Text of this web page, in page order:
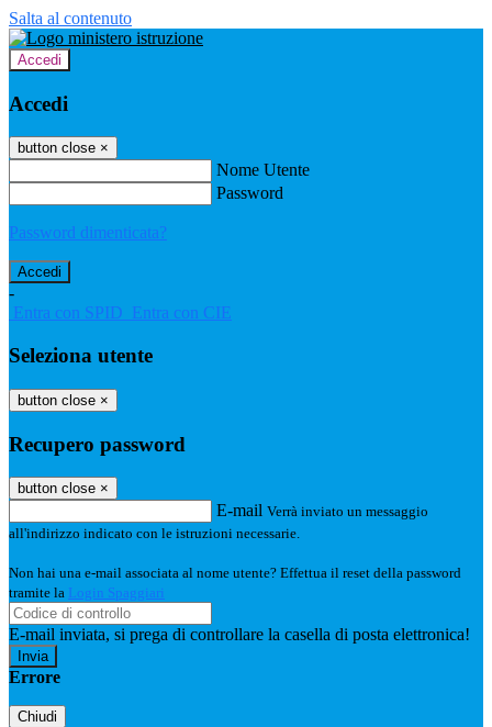
Salta al contenuto
Accedi
Accedi
button close ×
Nome Utente
Password
Password dimenticata?
-
Entra con SPID Entra con CIE
Seleziona utente
button close ×
Recupero password
button close ×
E-mail Verrà inviato un messaggio
all'indirizzo indicato con le istruzioni necessarie.
Non hai una e-mail associata al nome utente? Effettua il reset della password
tramite la Login Spaggiari
E-mail inviata, si prega di controllare la casella di posta elettronica!
Errore
Chiudi